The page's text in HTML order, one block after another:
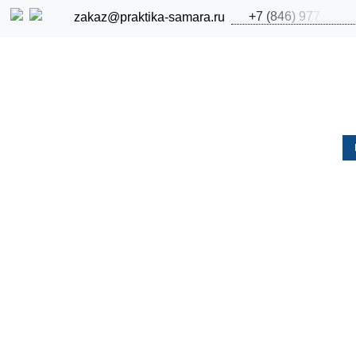
zakaz@praktika-samara.ru +7 (846) 977